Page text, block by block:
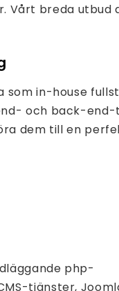
breda utbud
som in-house
och back-
dem till en
php-
tjänster,